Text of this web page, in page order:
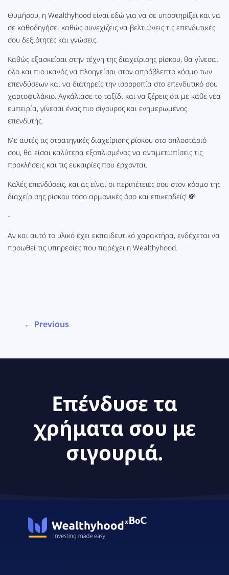
Θυμήσου, η Wealthyhood είναι εδώ για να σε υποστηρίξει και να
σε καθοδηγήσει καθώς συνεχίζεις να βελτιώνεις τις επενδυτικές
σου δεξιότητες και γνώσεις.
Καθώς εξασκείσαι στην τέχνη της διαχείρισης ρίσκου, θα γίνεσαι
όλο και πιο ικανός να πλοηγείσαι στον απρόβλεπτο κόσμο των
επενδύσεων και να διατηρείς την ισορροπία στο επενδυτικό σου
χαρτοφυλάκιο. Αγκάλιασε το ταξίδι και να ξέρεις ότι με κάθε νέα
εμπειρία, γίνεσαι ένας πιο σίγουρος και ενημερωμένος
επενδυτής.
Με αυτές τις στρατηγικές διαχείρισης ρίσκου στο οπλοστάσιό
σου, θα είσαι καλύτερα εξοπλισμένος να αντιμετωπίσεις τις
προκλήσεις και τις ευκαιρίες που έρχονται.
Καλές επενδύσεις, και ας είναι οι περιπέτειές σου στον κόσμο της
διαχείρισης ρίσκου τόσο αρμονικές όσο και επικερδείς! 💸
-
Αν και αυτό το υλικό έχει εκπαιδευτικό χαρακτήρα, ενδέχεται να
προωθεί τις υπηρεσίες που παρέχει η Wealthyhood.
← Previous
Επένδυσε τα
χρήματα σου με
σιγουριά.